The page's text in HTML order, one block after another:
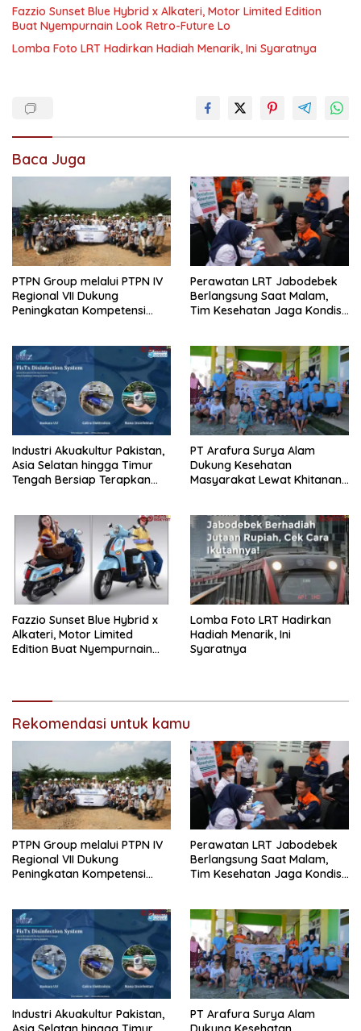
Fazzio Sunset Blue Hybrid x Alkateri, Motor Limited Edition
Buat Nyempurnain Look Retro-Future Lo
Lomba Foto LRT Hadirkan Hadiah Menarik, Ini Syaratnya
Baca Juga
PTPN Group melalui PTPN IV
Regional VII Dukung
Peningkatan Kompetensi
Way Kanan
Perawatan LRT Jabodebek
Berlangsung Saat Malam,
Tim Kesehatan Jaga Kondisi
Industri Akuakultur Pakistan,
Asia Selatan hingga Timur
Tengah Bersiap Terapkan
PT Arafura Surya Alam
Dukung Kesehatan
Masyarakat Lewat Khitanan
Fazzio Sunset Blue Hybrid x
Alkateri, Motor Limited
Edition Buat Nyempurnain
Lomba Foto LRT Hadirkan
Hadiah Menarik, Ini
Syaratnya
Rekomendasi untuk kamu
PTPN Group melalui PTPN IV
Regional VII Dukung
Peningkatan Kompetensi
Way Kanan
Perawatan LRT Jabodebek
Berlangsung Saat Malam,
Tim Kesehatan Jaga Kondisi
Industri Akuakultur Pakistan,
PT Arafura Surya Alam